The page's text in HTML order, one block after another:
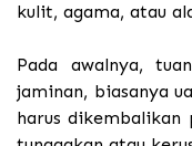
kulit, agama, atau
Pada awalnya,
jaminan, biasanya
harus dikembalikan